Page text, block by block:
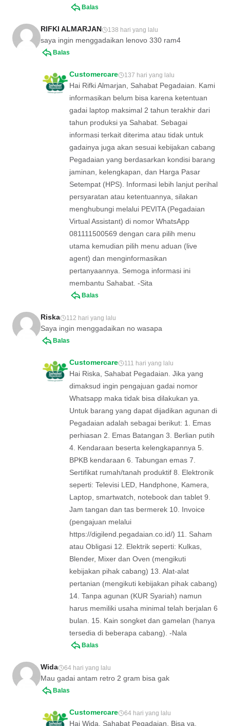
Balas
RIFKI ALMARJAN 138 hari yang lalu
saya ingin menggadaikan lenovo 330 ram4
Balas
Customercare 137 hari yang lalu
Hai Rifki Almarjan, Sahabat Pegadaian. Kami
informasikan belum bisa karena ketentuan
gadai laptop maksimal 2 tahun terakhir dari
tahun produksi ya Sahabat. Sebagai
informasi terkait diterima atau tidak untuk
gadainya juga akan sesuai kebijakan cabang
Pegadaian yang berdasarkan kondisi barang
jaminan, kelengkapan, dan Harga Pasar
Setempat (HPS). Informasi lebih lanjut perihal
persyaratan atau ketentuannya, silakan
menghubungi melalui PEVITA (Pegadaian
Virtual Assistant) di nomor WhatsApp
081111500569 dengan cara pilih menu
utama kemudian pilih menu aduan (live
agent) dan menginformasikan
pertanyaannya. Semoga informasi ini
membantu Sahabat. -Sita
Balas
Riska 112 hari yang lalu
Saya ingin menggadaikan no wasapa
Balas
Customercare 111 hari yang lalu
Hai Riska, Sahabat Pegadaian. Jika yang
dimaksud ingin pengajuan gadai nomor
Whatsapp maka tidak bisa dilakukan ya.
Untuk barang yang dapat dijadikan agunan di
Pegadaian adalah sebagai berikut: 1. Emas
perhiasan 2. Emas Batangan 3. Berlian putih
4. Kendaraan beserta kelengkapannya 5.
BPKB kendaraan 6. Tabungan emas 7.
Sertifikat rumah/tanah produktif 8. Elektronik
seperti: Televisi LED, Handphone, Kamera,
Laptop, smartwatch, notebook dan tablet 9.
Jam tangan dan tas bermerek 10. Invoice
(pengajuan melalui
https://digilend.pegadaian.co.id/) 11. Saham
atau Obligasi 12. Elektrik seperti: Kulkas,
Blender, Mixer dan Oven (mengikuti
kebijakan pihak cabang) 13. Alat-alat
pertanian (mengikuti kebijakan pihak cabang)
14. Tanpa agunan (KUR Syariah) namun
harus memiliki usaha minimal telah berjalan 6
bulan. 15. Kain songket dan gamelan (hanya
tersedia di beberapa cabang). -Nala
Balas
Wida 64 hari yang lalu
Mau gadai antam retro 2 gram bisa gak
Balas
Customercare 64 hari yang lalu
Hai Wida, Sahabat Pegadaian. Bisa ya,